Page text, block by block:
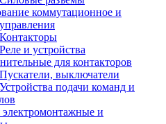
коммутационное и
и устройства
для контакторов
выключатели
подачи команд и
электромонтажные и